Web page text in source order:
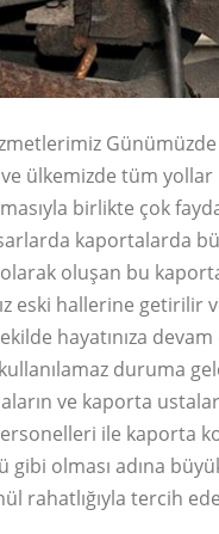
ülkemizde tüm
birlikte çok
kaportalarda
oluşan bu
eski hallerine getirilir
hayatınıza
duruma
ve kaporta
ile kaporta
gibi olması adına
rahatlığıyla tercih